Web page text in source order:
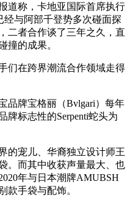
道称，卡地亚国际首席执行
经与阿部千登势多次碰面探
二者合作谈了三年之久，直
撞的成果。
在跨界潮流合作领域走得
牌宝格丽（Bvlgari）每年
牌标志性的Serpenti蛇头为
宠儿、华裔独立设计师王
。而其中收获声量最大、也
年与日本潮牌AMUBSH
款手袋与配饰。